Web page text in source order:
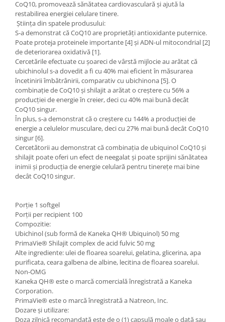
CoQ10, promovează sănătatea cardiovasculară și ajută la
restabilirea energiei celulare tinere.
Știința din spatele produsului:
S-a demonstrat că CoQ10 are proprietăți antioxidante puternice.
Poate proteja proteinele importante [4] și ADN-ul mitocondrial [2]
de deteriorarea oxidativă [1].
Cercetările efectuate cu șoareci de vârstă mijlocie au arătat că
ubichinolul s-a dovedit a fi cu 40% mai eficient în măsurarea
încetinirii îmbătrânirii, comparativ cu ubichinona [5]. O
combinație de CoQ10 și shilajit a arătat o creștere cu 56% a
producției de energie în creier, deci cu 40% mai bună decât
CoQ10 singur.
În plus, s-a demonstrat că o creștere cu 144% a producției de
energie a celulelor musculare, deci cu 27% mai bună decât CoQ10
singur [6].
Cercetătorii au demonstrat că combinația de ubiquinol CoQ10 și
shilajit poate oferi un efect de neegalat și poate sprijini sănătatea
inimii și producția de energie celulară pentru tinerețe mai bine
decât CoQ10 singur.
Porție 1 softgel
Porții per recipient 100
Compozitie:
Ubichinol (sub formă de Kaneka QH® Ubiquinol) 50 mg
PrimaVie® Shilajit complex de acid fulvic 50 mg
Alte ingrediente: ulei de floarea soarelui, gelatina, glicerina, apa
purificata, ceara galbena de albine, lecitina de floarea soarelui.
Non-OMG
Kaneka QH® este o marcă comercială înregistrată a Kaneka
Corporation.
PrimaVie® este o marcă înregistrată a Natreon, Inc.
Dozare și utilizare:
Doza zilnică recomandată este de o (1) capsulă moale o dată sau